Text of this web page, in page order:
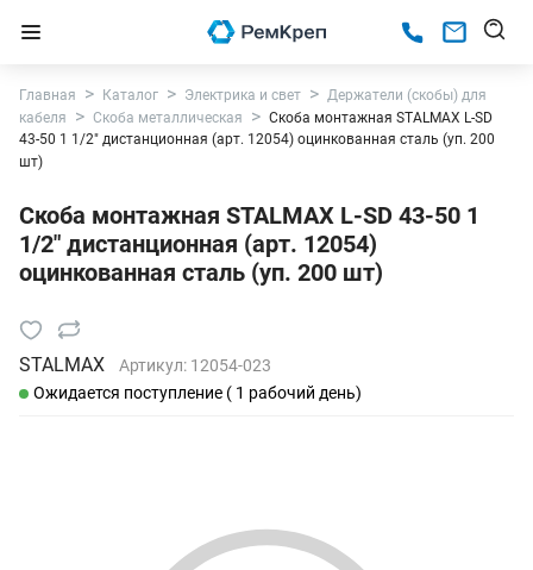
Главная Каталог Электрика и свет
Держатели (скобы) для
кабеля
Скоба металлическая
Скоба монтажная STALMAX L-SD
43-50 1 1/2" дистанционная (арт. 12054) оцинкованная сталь (уп. 200
шт)
Скоба монтажная STALMAX L-SD 43-50 1
1/2" дистанционная (арт. 12054)
оцинкованная сталь (уп. 200 шт)
STALMAX Артикул: 12054-023
Ожидается поступление ( 1 рабочий день)